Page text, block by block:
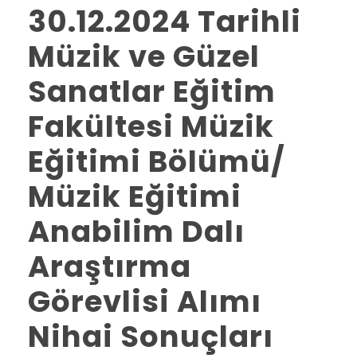
30.12.2024 Tarihli
Müzik ve Güzel
Sanatlar Eğitim
Fakültesi Müzik
Eğitimi Bölümü/
Müzik Eğitimi
Anabilim Dalı
Araştırma
Görevlisi Alımı
Nihai Sonuçları